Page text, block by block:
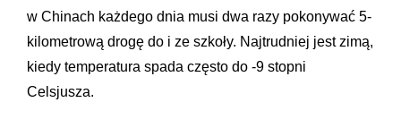
w Chinach każdego dnia musi dwa razy pokonywać 5-
kilometrową drogę do i ze szkoły. Najtrudniej jest zimą,
kiedy temperatura spada często do -9 stopni
Celsjusza.